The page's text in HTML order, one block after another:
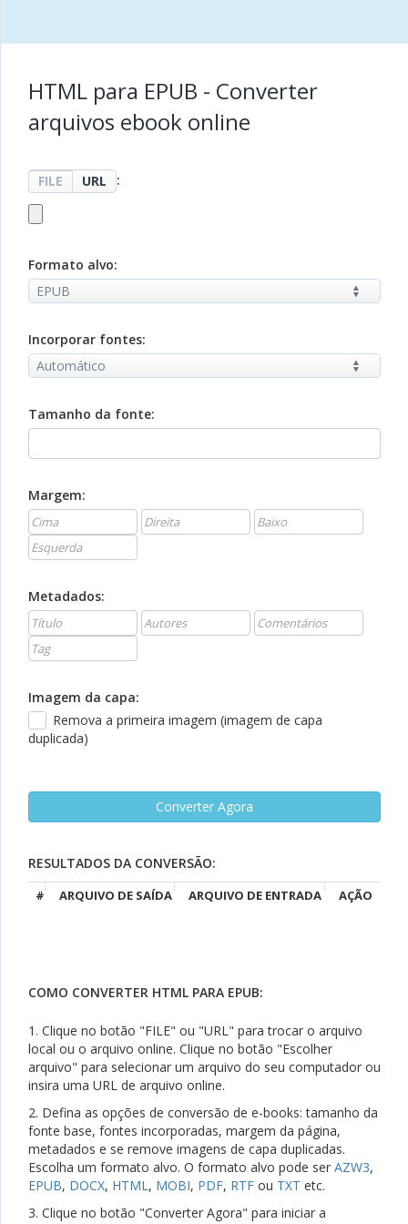
HTML para EPUB - Converter
arquivos ebook online
FILE URL :
Formato alvo:
Incorporar fontes:
Tamanho da fonte:
Margem:
Metadados:
Imagem da capa:
Remova a primeira imagem (imagem de capa
duplicada)
RESULTADOS DA CONVERSÃO:
# ARQUIVO DE SAÍDA ARQUIVO DE ENTRADA AÇÃO
COMO CONVERTER HTML PARA EPUB:
1. Clique no botão "FILE" ou "URL" para trocar o arquivo
local ou o arquivo online. Clique no botão "Escolher
arquivo" para selecionar um arquivo do seu computador ou
insira uma URL de arquivo online.
2. Defina as opções de conversão de e-books: tamanho da
fonte base, fontes incorporadas, margem da página,
metadados e se remove imagens de capa duplicadas.
Escolha um formato alvo. O formato alvo pode ser AZW3,
EPUB, DOCX, HTML, MOBI, PDF, RTF ou TXT etc.
3. Clique no botão "Converter Agora" para iniciar a